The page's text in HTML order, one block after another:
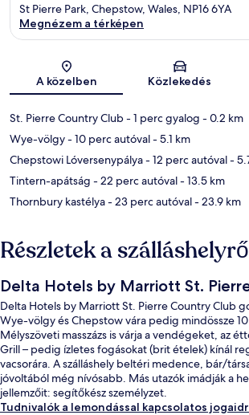
Térkép
St Pierre Park, Chepstow, Wales, NP16 6YA
Megnézem a térképen
A közelben Közlekedés
St. Pierre Country Club- 1 perc gyalog - 0.2 km
Wye-völgy- 10 perc autóval- 5.1 km
Chepstowi Lóversenypálya- 12 perc autóval-
Tintern-apátság - 22 perc autóval- 13.5 km
Thornbury kastélya- 23 perc autóval- 23.9 km
Részletek a
Delta Hotels by Marriott St.
Delta Hotels by Marriott St. Pierre Country Club
Wye-völgy és Chepstow vára pedig mindössze
Mélyszöveti masszázs is várja a vendégeket, az
Grill – pedig ízletes fogásokat (brit ételek) kínál
vacsorára. A szálláshely beltéri medence, bár/
jóvoltából még nívósabb. Más utazók imádják a
jellemzőit: segítőkész személyzet.
Tudnivalók a lemondással kapcsolatos